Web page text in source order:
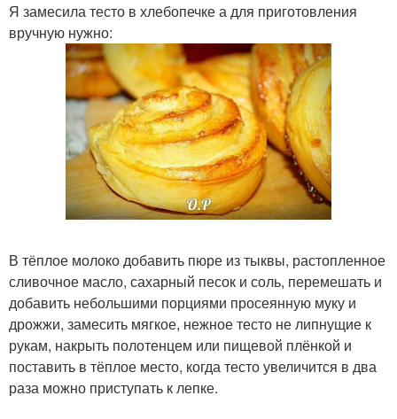
Я замесила тесто в хлебопечке а для приготовления
вручную нужно:
В тёплое молоко добавить пюре из тыквы, растопленное
сливочное масло, сахарный песок и соль, перемешать и
добавить небольшими порциями просеянную муку и
дрожжи, замесить мягкое, нежное тесто не липнущие к
рукам, накрыть полотенцем или пищевой плёнкой и
поставить в тёплое место, когда тесто увеличится в два
раза можно приступать к лепке.